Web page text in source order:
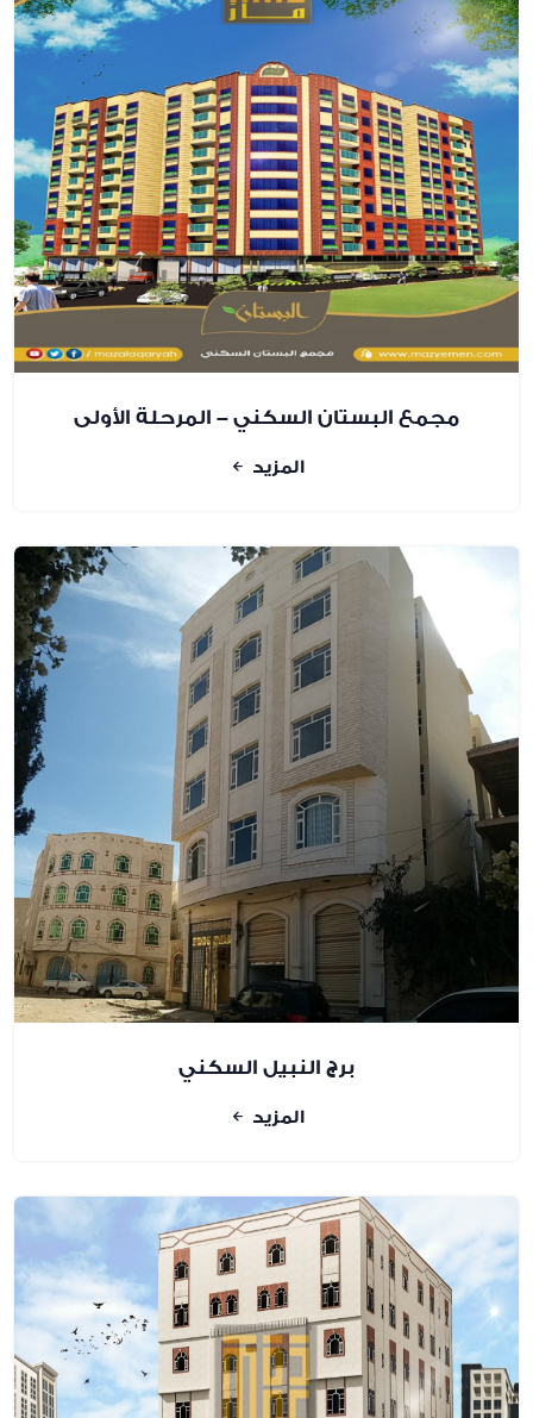
مجمع البستان السكني - المرحلة الأولى
المزيد
برج النبيل السكني
المزيد